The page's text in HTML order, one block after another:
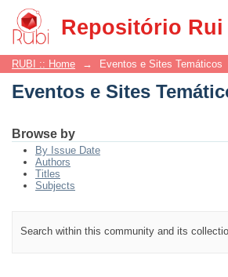
Repositório
Eventos e Sites
RUBI :: Home → Eventos e Sites Temáticos
Eventos e Sites
Browse by
By Issue Date
Authors
Titles
Subjects
Search within this community and its